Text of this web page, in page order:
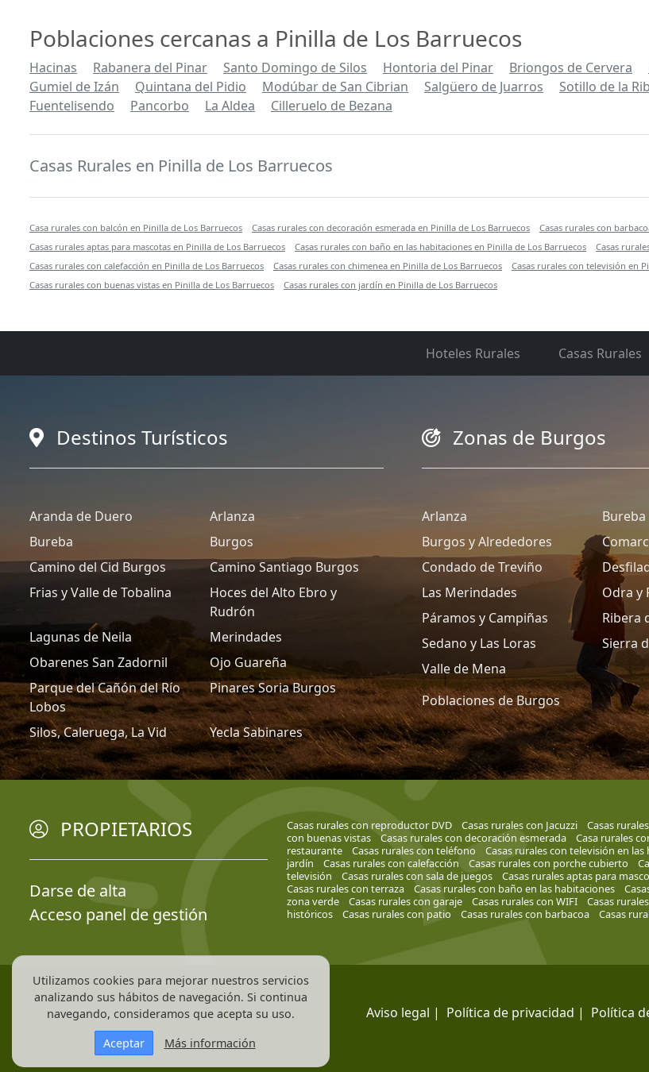
Poblaciones cercanas a Pinilla de Los Barruecos
Hacinas Rabanera del Pinar Santo Domingo de Silos Hontoria del Pinar Briongos de Cervera
Gumiel de Izán
Quintana del Pidio Modúbar de San Cibrian Salgüero de Juarros Sotillo de la
Fuentelisendo
Pancorbo La Aldea Cilleruelo de Bezana
Casas Rurales en Pinilla de Los Barruecos
Casa rurales con balcón en Pinilla de Los Barruecos Casas rurales con decoración esmerada en Pinilla de Los Barruecos
Casas rurales con
Casas rurales aptas para mascotas en Pinilla de Los Barruecos
Casas rurales con baño en las habitaciones en Pinilla de Los Barruecos
Casas
Casas rurales con calefacción en Pinilla de Los Barruecos
Casas rurales con chimenea en Pinilla de Los Barruecos Casas rurales con televisión en
Casas rurales con buenas vistas en Pinilla de Los Barruecos
Casas rurales con jardín en Pinilla de Los Barruecos
Hoteles Rurales Casas Rurales
Destinos Turísticos
Aranda de Duero
Arlanza
Bureba
Burgos
Camino del Cid Burgos
Camino Santiago Burgos
Frias y Valle de Tobalina
Hoces del Alto Ebro y
Rudrón
Lagunas de Neila
Merindades
Obarenes San Zadornil
Ojo Guareña
Parque del Cañón del Río
Lobos
Pinares Soria Burgos
Silos, Caleruega, La Vid Yecla Sabinares
Zonas de Burgos
Arlanza
Bureba
Burgos y Alrededores
Condado de Treviño
Las Merindades
Odra y
Páramos y Campiñas
Ribera
Sedano y Las Loras
Sierra
Valle de Mena
Poblaciones de Burgos
PROPIETARIOS
Darse de alta
Acceso panel de gestión
Casas rurales con reproductor DVD Casas rurales con Jacuzzi Casas
con buenas vistas
Casas rurales con decoración esmerada Casa rurales
restaurante
Casas rurales con teléfono Casas rurales con televisión en
jardín
Casas rurales con calefacción Casas rurales con porche cubierto
televisión
Casas rurales con sala de juegos Casas rurales aptas para
Casas rurales con terraza
Casas rurales con baño en las habitaciones
zona verde
Casas rurales con garaje Casas rurales con WIFI Casas
históricos
Casas rurales con patio Casas rurales con barbacoa Casas
Aviso legal | Política de privacidad | Política
Utilizamos cookies para mejorar nuestros servicios
analizando sus hábitos de navegación. Si continua
navegando, consideramos que acepta su uso.
Aceptar
Más información